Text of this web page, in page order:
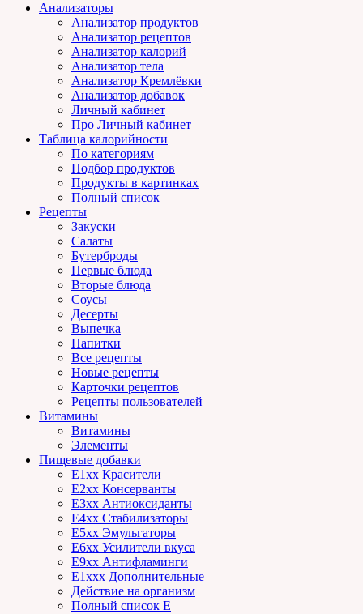
Анализаторы
Анализатор продуктов
Анализатор рецептов
Анализатор калорий
Анализатор тела
Анализатор Кремлёвки
Анализатор добавок
Личный кабинет
Про Личный кабинет
Таблица калорийности
По категориям
Подбор продуктов
Продукты в картинках
Полный список
Рецепты
Закуски
Салаты
Бутерброды
Первые блюда
Вторые блюда
Соусы
Десерты
Выпечка
Напитки
Все рецепты
Новые рецепты
Карточки рецептов
Рецепты пользователей
Витамины
Витамины
Элементы
Пищевые добавки
E1xx Красители
E2xx Консерванты
E3xx Антиоксиданты
E4xx Стабилизаторы
E5xx Эмульгаторы
E6xx Усилители вкуса
E9xx Антифламинги
E1xxx Дополнительные
Действие на организм
Полный список E